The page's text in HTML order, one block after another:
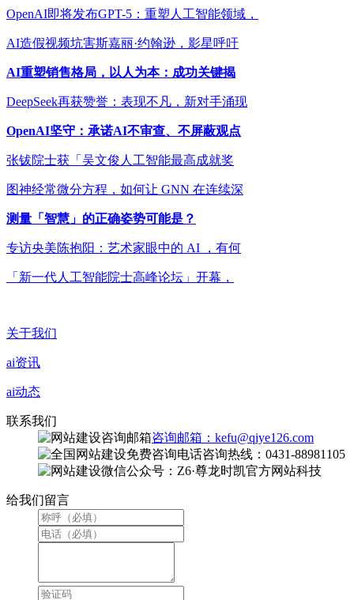
OpenAI即将发布GPT-5：重塑人工智能领域，
AI造假视频坑害斯嘉丽·约翰逊，影星呼吁
AI重塑销售格局，以人为本：成功关键揭
DeepSeek再获赞誉：表现不凡，新对手涌现
OpenAI坚守：承诺AI不审查、不屏蔽观点
张钹院士获「吴文俊人工智能最高成就奖
图神经常微分方程，如何让 GNN 在连续深
测量「智慧」的正确姿势可能是？
专访央美陈抱阳：艺术家眼中的 AI ，有何
「新一代人工智能院士高峰论坛」开幕，
关于我们
ai资讯
ai动态
联系我们
咨询邮箱：kefu@qiye126.com
咨询热线：0431-88981105
微信公众号：Z6·尊龙时凯官方网站科技
给我们留言